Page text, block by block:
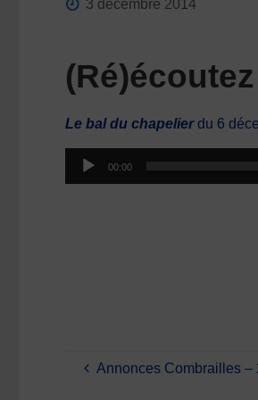
3 décembre 2014
Le bal du chapelierdu 6
Lecteur
audio
00:00
Annonces Combrailles –